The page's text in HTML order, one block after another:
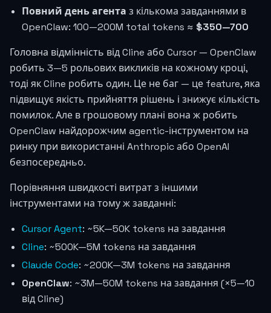
Повний день агента з кількома завданнями в
OpenClaw: 100—200M total tokens ≈ $350—700
Головна відмінність від Cline або Cursor — OpenClaw
робить 3—5 рольових викликів на кожному кроці,
тоді як Cline робить один. Це не баг — це feature, яка
підвищує якість прийняття рішень і знижує кількість
помилок. Але в грошовому плані вона ж робить
OpenClaw найдорожчим agentic-інструментом на
ринку при використанні Anthropic або OpenAI
безпосередньо.
Порівняння швидкості витрат з іншими
інструментами на тому ж завданні:
Cursor Agent: ~5K—50K tokens на завдання
Cline: ~500K—5M tokens на завдання
Claude Code: ~200K—3M tokens на завдання
OpenClaw: ~3M—50M tokens на завдання (×5—10
від Cline)